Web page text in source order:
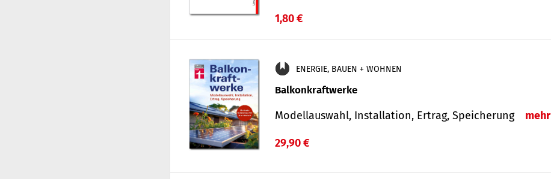
1,80 €
ENERGIE, BAUEN + WOHNEN
Balkonkraftwerke
Modellauswahl, Installation, Ertrag, Speicherung mehr
29,90 €